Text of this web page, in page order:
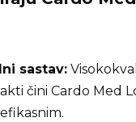
sastav:
čini Cardo Med